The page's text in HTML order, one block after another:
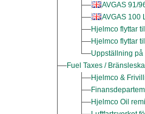
AVGAS 91/
AVGAS 100
Hjelmco flyttar
Hjelmco flyttar
Uppställning
Fuel Taxes /
Hjelmco &
Hjelmco Oil